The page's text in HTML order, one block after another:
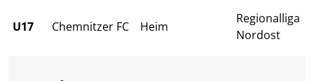
U17 Chemnitzer FC Heim
Regionalliga
Nordost